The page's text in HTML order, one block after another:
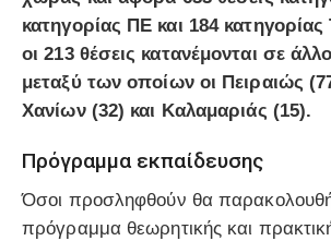
κατηγορίας ΠΕ και 184 κατηγορίας
οι 213 θέσεις κατανέμονται σε
μεταξύ των οποίων οι Πειραιώς
Χανίων (32) και Καλαμαριάς (15).
Πρόγραμμα εκπαίδευσης
Όσοι προσληφθούν θα
πρόγραμμα θεωρητικής και